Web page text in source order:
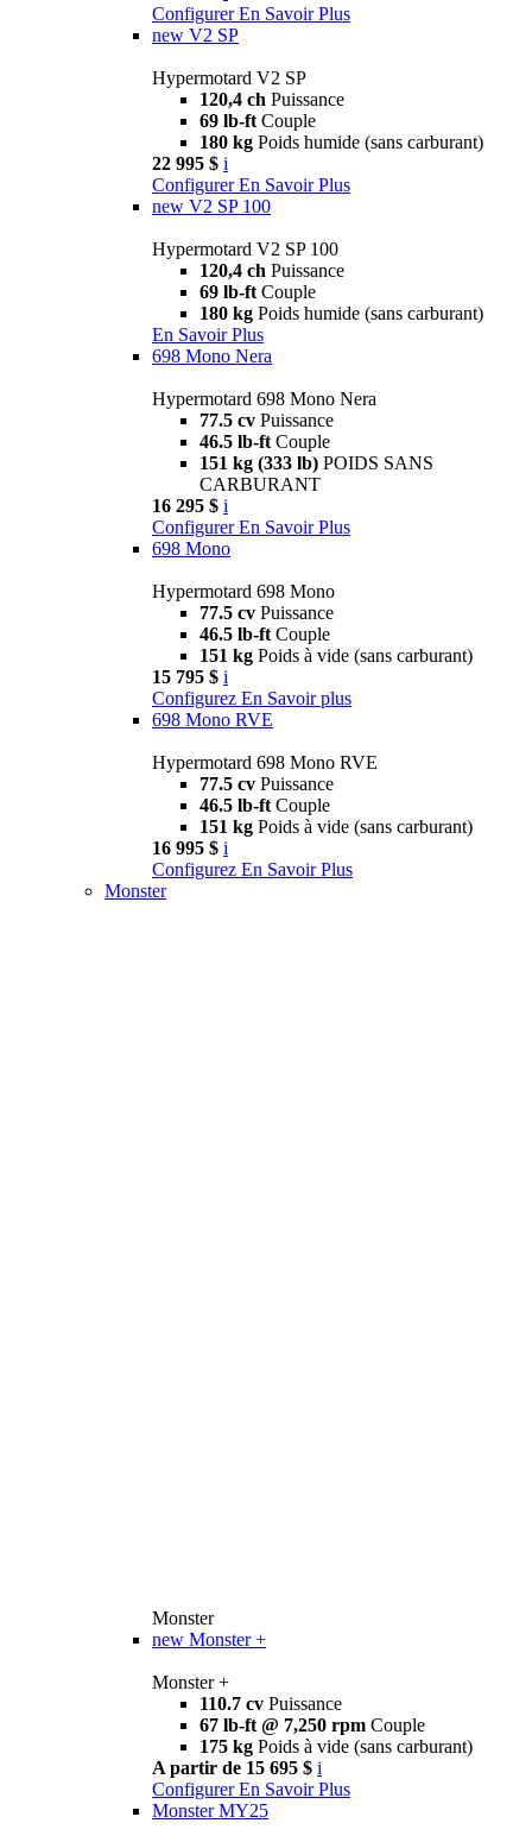
Configurer En Savoir Plus
new V2 SP
Hypermotard V2 SP
120,4 ch Puissance
69 lb-ft Couple
180 kg Poids humide (sans carburant)
22 995 $ i
Configurer En Savoir Plus
new V2 SP 100
Hypermotard V2 SP 100
120,4 ch Puissance
69 lb-ft Couple
180 kg Poids humide (sans carburant)
En Savoir Plus
698 Mono Nera
Hypermotard 698 Mono Nera
77.5 cv Puissance
46.5 lb-ft Couple
151 kg (333 lb) POIDS SANS
CARBURANT
16 295 $ i
Configurer En Savoir Plus
698 Mono
Hypermotard 698 Mono
77.5 cv Puissance
46.5 lb-ft Couple
151 kg Poids à vide (sans carburant)
15 795 $ i
Configurez En Savoir plus
698 Mono RVE
Hypermotard 698 Mono RVE
77.5 cv Puissance
46.5 lb-ft Couple
151 kg Poids à vide (sans carburant)
16 995 $ i
Configurez En Savoir Plus
Monster
Monster
new Monster +
Monster +
110.7 cv Puissance
67 lb-ft @ 7,250 rpm Couple
175 kg Poids à vide (sans carburant)
A partir de 15 695 $ i
Configurer En Savoir Plus
Monster MY25